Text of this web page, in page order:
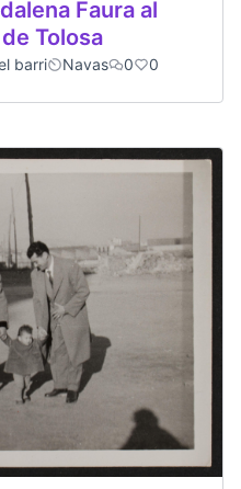
Faura al
Tolosa
barri Navas 0 0